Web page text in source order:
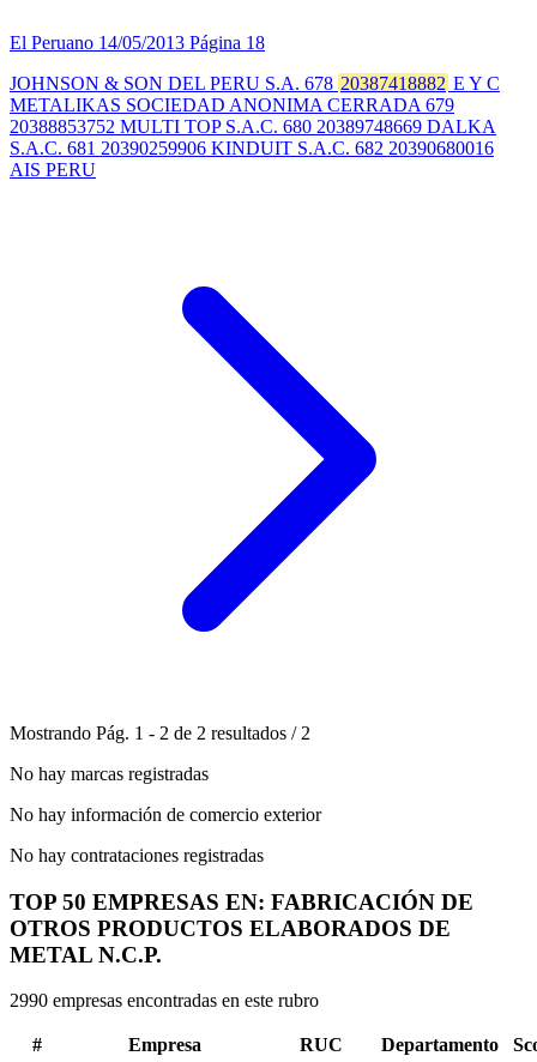
El Peruano 14/05/2013 Página 18
JOHNSON & SON DEL PERU S.A. 678 20387418882 E Y C
METALIKAS SOCIEDAD ANONIMA CERRADA 679
20388853752 MULTI TOP S.A.C. 680 20389748669 DALKA
S.A.C. 681 20390259906 KINDUIT S.A.C. 682 20390680016
AIS PERU
Mostrando Pág. 1 - 2 de 2 resultados / 2
No hay marcas registradas
No hay información de comercio exterior
No hay contrataciones registradas
TOP 50 EMPRESAS EN: FABRICACIÓN DE
OTROS PRODUCTOS ELABORADOS DE
METAL N.C.P.
2990 empresas encontradas en este rubro
# Empresa RUC Departamento